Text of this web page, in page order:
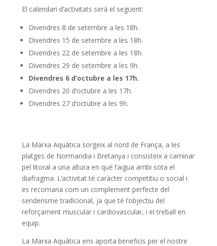
El calendari d’activitats serà el següent:
Divendres 8 de setembre a les 18h.
Divendres 15 de setembre a les 18h.
Divendres 22 de setembre a les 18h.
Divendres 29 de setembre a les 9h.
Divendres 6 d’octubre a les 17h.
Divendres 20 d’octubre a les 17h.
Divendres 27 d’octubre a les 9h.
La Marxa Aquàtica sorgeix al nord de França, a les
platges de Normandia i Bretanya i consisteix a caminar
pel litoral a una altura en què l’aigua arribi sota el
diafragma. L’activitat té caràcter competitiu o social i
es recomana com un complement perfecte del
senderisme tradicional, ja que té l’objectiu del
reforçament muscular i cardiovascular, i el treball en
equip.
La Marxa Aquàtica ens aporta beneficis per el nostre